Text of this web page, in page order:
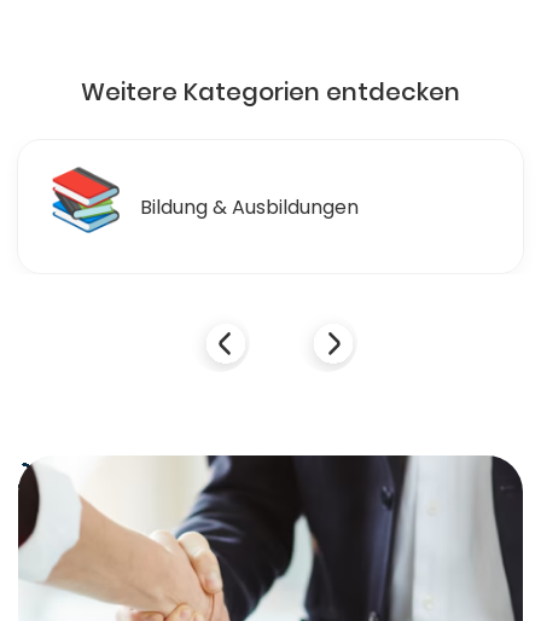
Weitere Kategorien entdecken
📚 Bildung & Ausbildungen